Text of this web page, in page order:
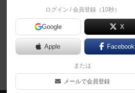
ログイン / 会員登録（10秒）
Google X
Apple Facebook
または
メールで会員登録
掲示板・トピックス
ボドとも・会員一覧
ボードゲーム業界コラム
ボドゲーマご利用案内